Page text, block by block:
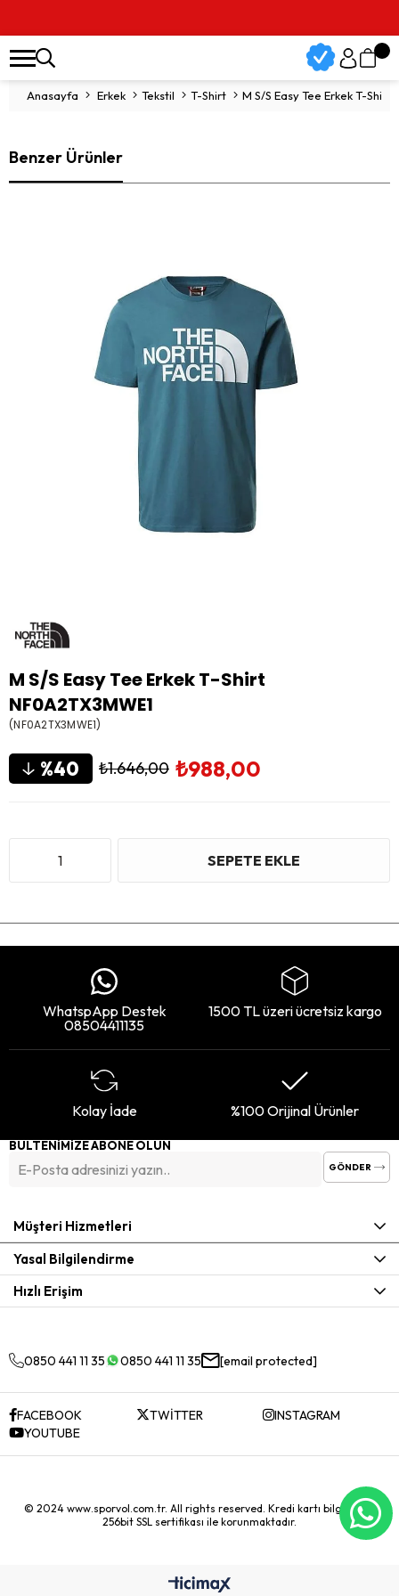
Anasayfa Erkek Tekstil T-Shirt M S/S Easy Tee Erkek T-Shirt
Benzer Ürünler
M S/S Easy Tee Erkek T-Shirt
NF0A2TX3MWE1
(NF0A2TX3MWE1)
40 ₺1.646,00 ₺988,00
WhatspApp Destek
08504411135
1500 TL üzeri ücretsiz kargo
Kolay İade %100 Orijinal Ürünler
BÜLTENİMİZE ABONE OLUN
GÖNDER
Müşteri Hizmetleri
Yasal Bilgilendirme
Hızlı Erişim
0850 441 11 35 0850 441 11 35 [email protected]
FACEBOOK TWİTTER
INSTAGRAM
YOUTUBE
© 2024 www.sporvol.com.tr. All rights reserved. Kredi kartı bilgileriniz
256bit SSL sertifikası ile korunmaktadır.